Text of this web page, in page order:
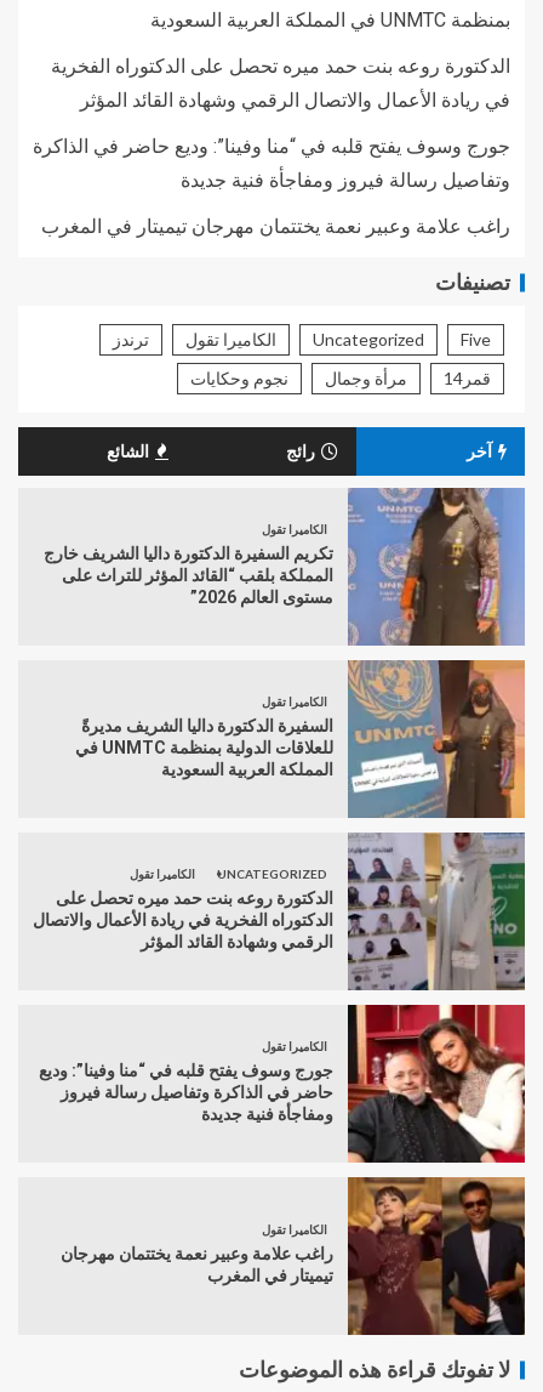
بمنظمة UNMTC في المملكة العربية السعودية
الدكتورة روعه بنت حمد ميره تحصل على الدكتوراه الفخرية
في ريادة الأعمال والاتصال الرقمي وشهادة القائد المؤثر
جورج وسوف يفتح قلبه في “منا وفينا”: وديع حاضر في الذاكرة
وتفاصيل رسالة فيروز ومفاجأة فنية جديدة
راغب علامة وعبير نعمة يختتمان مهرجان تيميتار في المغرب
تصنيفات
Five
Uncategorized الكاميرا تقول
ترندز
قمر14
مرأة وجمال نجوم وحكايات
آخر رائج الشائع
الكاميرا تقول
تكريم السفيرة الدكتورة داليا الشريف خارج
المملكة بلقب “القائد المؤثر للتراث على
مستوى العالم 2026”
الكاميرا تقول
السفيرة الدكتورة داليا الشريف مديرةً
للعلاقات الدولية بمنظمة UNMTC في
المملكة العربية السعودية
UNCATEGORIZED الكاميرا تقول
الدكتورة روعه بنت حمد ميره تحصل على
الدكتوراه الفخرية في ريادة الأعمال والاتصال
الرقمي وشهادة القائد المؤثر
الكاميرا تقول
جورج وسوف يفتح قلبه في “منا وفينا”: وديع
حاضر في الذاكرة وتفاصيل رسالة فيروز
ومفاجأة فنية جديدة
الكاميرا تقول
راغب علامة وعبير نعمة يختتمان مهرجان
تيميتار في المغرب
لا تفوتك قراءة هذه الموضوعات